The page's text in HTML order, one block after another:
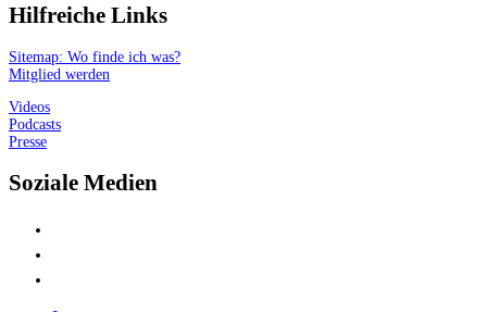
Hilfreiche Links
Sitemap: Wo finde ich was?
Mitglied werden
Videos
Podcasts
Presse
Soziale Medien